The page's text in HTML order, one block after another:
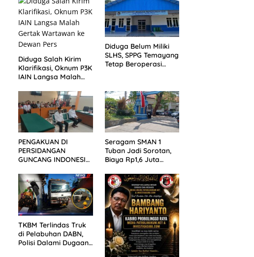
Diduga Salah Kirim
Klarifikasi, Oknum P3K
IAIN Langsa Malah
Dewan Pers
Diduga Belum Miliki
SLHS, SPPG Temayang
Tetap Beroperasi
PENGAKUAN DI
PERSIDANGAN
GUNCANG INDONESIA!
DITUNDA, KELUARGA
KORBAN MENGAMUK
DI PN MALANG
Seragam SMAN 1
Tuban Jadi Sorotan,
Biaya Rp1,6 Juta
SPMB 2026
TKBM Terlindas Truk
di Pelabuhan DABN,
Polisi Dalami Dugaan